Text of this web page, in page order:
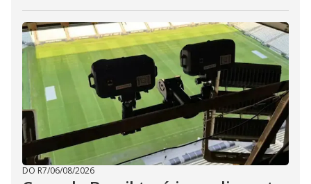
DO R7/06/08/2026